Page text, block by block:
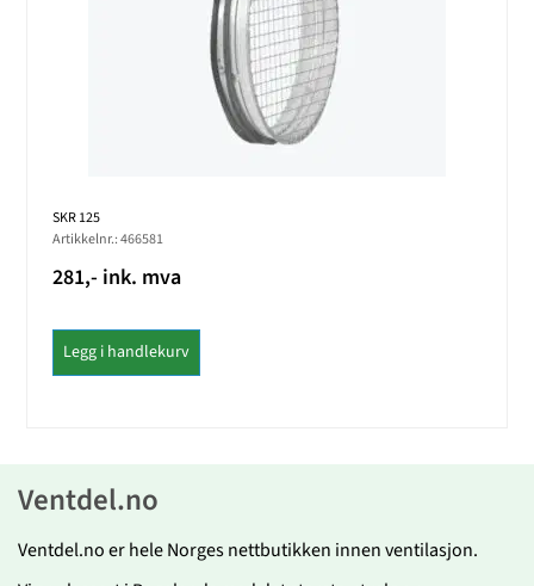
SKR 125
Artikkelnr.: 466581
281,- ink. mva
Legg i handlekurv
Ventdel.no
Ventdel.no er hele Norges nettbutikken innen ventilasjon.